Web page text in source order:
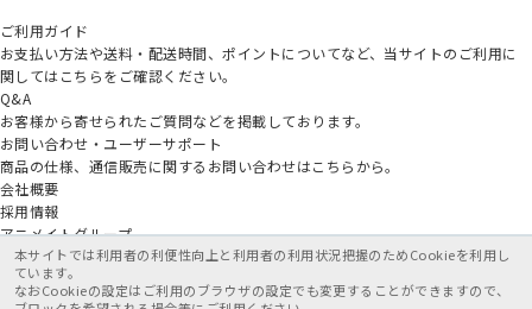
ご利用ガイド
お支払い方法や送料・配送時間、ポイントについてなど、当サイトのご利用に
関してはこちらをご確認ください。
Q&A
お客様から寄せられたご質問などを掲載しております。
お問い合わせ・ユーザーサポート
商品の仕様、通信販売に関するお問い合わせはこちらから。
会社概要
採用情報
アニメイトグループ
本サイトでは利用者の利便性向上と利用者の利用状況把握のためCookieを利用し
ています。
なおCookieの設定はご利用のブラウザの設定でも変更することができますので、